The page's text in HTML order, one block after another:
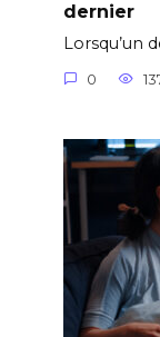
dernier
Lorsqu’un
0